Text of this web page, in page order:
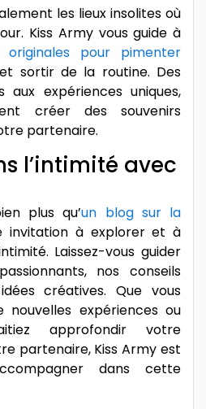
les lieux insolites où
Kiss Army vous guide à
originales pour pimenter
sortir de la routine. Des
aux expériences uniques,
créer des souvenirs
partenaire.
l’intimité avec
plus qu’un blog sur la
invitation à explorer et à
Laissez-vous guider
nos conseils
créatives. Que vous
expériences ou
approfondir votre
partenaire, Kiss Army est
dans cette